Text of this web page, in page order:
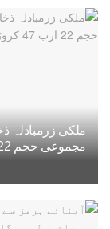
مجموعی حجم 22 ارب 47 کروڑ ڈالر تک پہنچ گیا